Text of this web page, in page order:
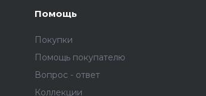
Помощь
Покупки
Помощь покупателю
Вопрос - ответ
Коллекции